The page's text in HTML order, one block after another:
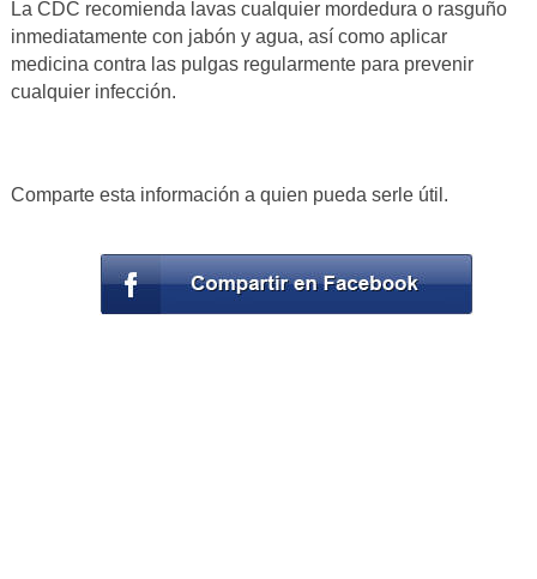
La CDC recomienda lavas cualquier mordedura o rasguño
inmediatamente con jabón y agua, así como aplicar
medicina contra las pulgas regularmente para prevenir
cualquier infección.
Comparte esta información a quien pueda serle útil.